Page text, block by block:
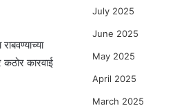
कारवाई
July 2025
June 2025
May 2025
April 2025
March 2025